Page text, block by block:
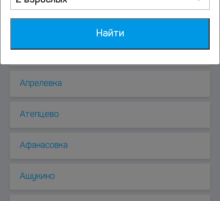
Андреевка
Анискино
Апрелевка
Атепцево
Афанасовка
Ашукино
Найти